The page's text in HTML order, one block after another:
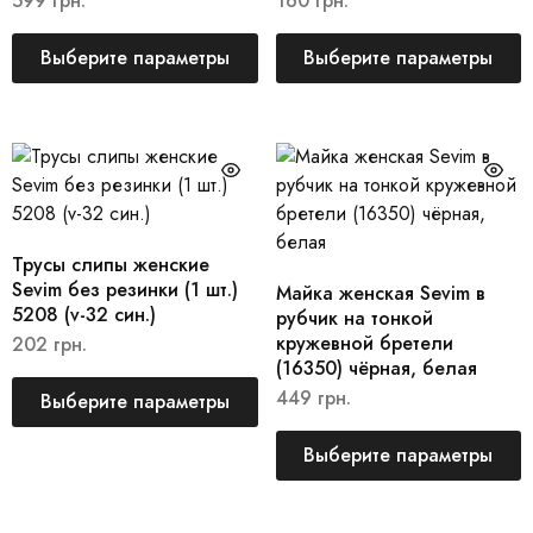
Выберите параметры Выберите параметры
Трусы слипы женские
Sevim без резинки (1 шт.)
5208 (v-32 син.)
202 грн.
Выберите параметры
Майка женская Sevim в
рубчик на тонкой
кружевной бретели
(16350) чёрная, белая
449 грн.
Выберите параметры